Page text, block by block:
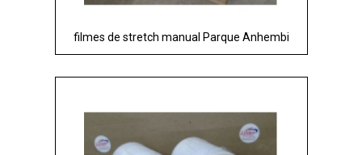
filmes de stretch manual Parque Anhembi